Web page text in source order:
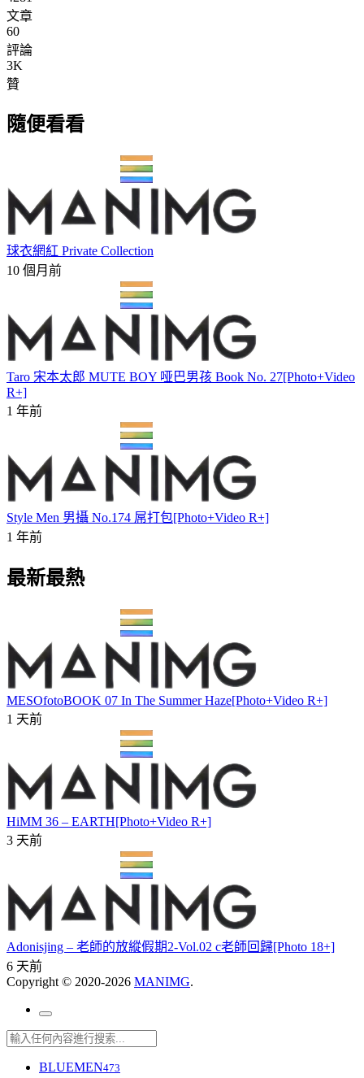
文章
60
評論
3K
贊
隨便看看
球衣網紅 Private Collection
10 個月前
Taro 宋本太郎 MUTE BOY 哑巴男孩 Book No. 27[Photo+Video
R+]
1 年前
Style Men 男攝 No.174 屌打包[Photo+Video R+]
1 年前
最新最熱
MESOfotoBOOK 07 In The Summer Haze[Photo+Video R+]
1 天前
HiMM 36 – EARTH[Photo+Video R+]
3 天前
Adonisjing – 老師的放縱假期2-Vol.02 c老師回歸[Photo 18+]
6 天前
Copyright © 2020-2026 MANIMG.
BLUEMEN473